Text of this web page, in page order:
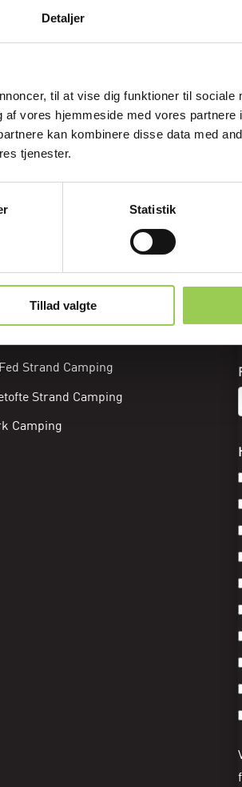
Detaljer
til at vise dig funktioner til sociale
vores hjemmeside med vores partnere
kan kombinere disse data med
tjenester.
Statistik
Tillad valgte
ER
&
Camping
Klit Camping
Strand Camping
Strand Camping
Camping